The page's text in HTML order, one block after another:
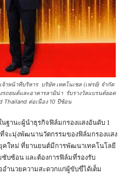
าหน้าทีบริหาร บริษัท เทคโนเซล (เฟรย์) จำกัด
รถยนต์และอาคารลามิน่า รับรางวัลแบรนด์ยอด
Thailand ต่อเนื่อง 10 ปีซ้อน
นฐานะผู้นำธุรกิจฟิล์มกรองแสงอันดับ 1
จะมุ่งพัฒนานวัตกรรมของฟิล์มกรองแสง
คใหม่ ที่ยานยนต์มีการพัฒนาเทคโนโลยี
บซ้อน และต้องการฟิล์มที่รองรับ
ำนวยความสะดวกแก่ผู้ขับขี่ได้เต็ม